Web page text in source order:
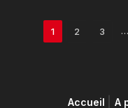
1 2 3 …
Accueil A